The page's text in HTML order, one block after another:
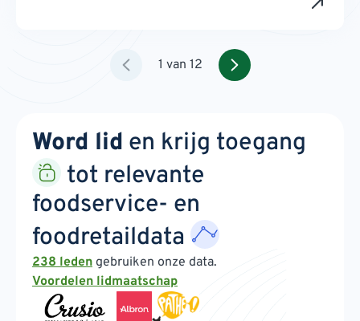
1 van 12
Word lid en krijg toegang
tot relevante
foodservice- en
foodretaildata
238 leden gebruiken onze data.
Voordelen lidmaatschap